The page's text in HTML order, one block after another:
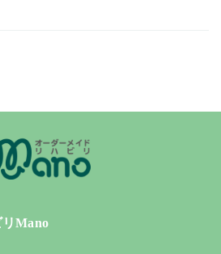
Mano